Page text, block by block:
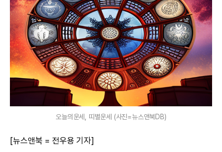
오늘의운세, 띠별운세 (사진=뉴스앤북DB)
[뉴스앤북 = 전우용 기자]